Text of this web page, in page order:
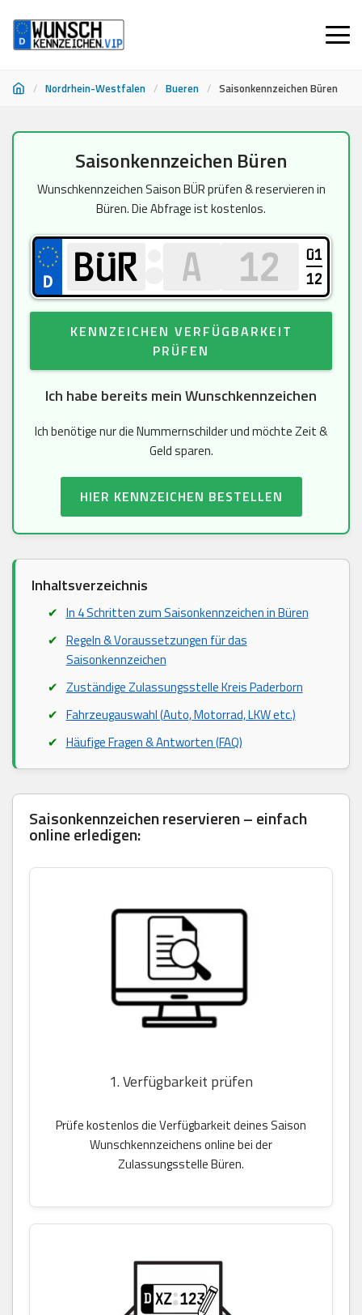
/ Nordrhein-Westfalen / Bueren / Saisonkennzeichen Büren
springen
Saisonkennzeichen Büren
Wunschkennzeichen Saison BÜR prüfen & reservieren in
Büren. Die Abfrage ist kostenlos.
01
12
KENNZEICHEN VERFÜGBARKEIT
PRÜFEN
Ich habe bereits mein Wunschkennzeichen
Ich benötige nur die Nummernschilder und möchte Zeit &
Geld sparen.
HIER KENNZEICHEN BESTELLEN
Inhaltsverzeichnis
In 4 Schritten zum Saisonkennzeichen in Büren
Regeln & Voraussetzungen für das
Saisonkennzeichen
Zuständige Zulassungsstelle Kreis Paderborn
Fahrzeugauswahl (Auto, Motorrad, LKW etc.)
Häufige Fragen & Antworten (FAQ)
Saisonkennzeichen reservieren – einfach
online erledigen:
1. Verfügbarkeit prüfen
Prüfe kostenlos die Verfügbarkeit deines Saison
Wunschkennzeichens online bei der
Zulassungsstelle Büren.